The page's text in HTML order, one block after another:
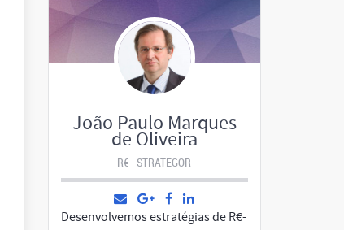
João Paulo Marques
de Oliveira
R€ - STRATEGOR
Desenvolvemos estratégias de R€-